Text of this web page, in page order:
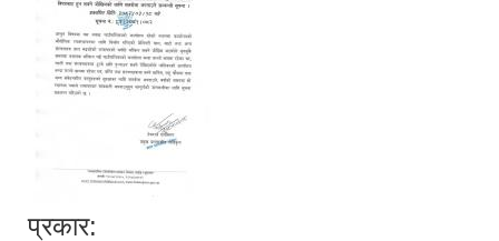
प्रकार: